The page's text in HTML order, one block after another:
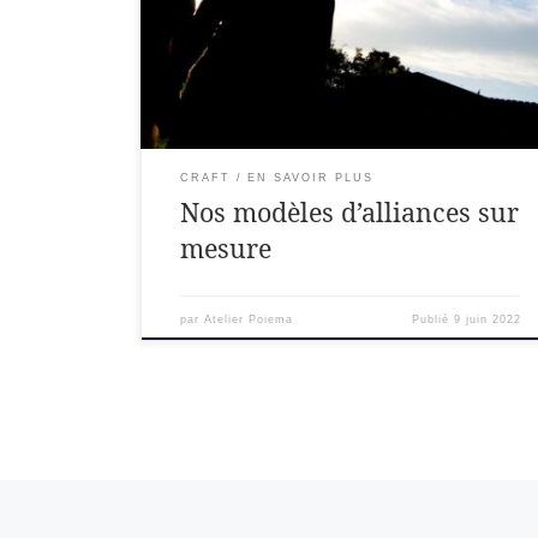
possibles. Venez parler de vos envies d'alliance
avec l'équipe de créateurs joailliers d'Atelier
POIEMA, vos artisans bijoutier en Ardèche.
CRAFT EN SAVOIR PLUS
Nos modèles d’alliances sur
mesure
parAtelier Poiema Publié 9 juin 2022